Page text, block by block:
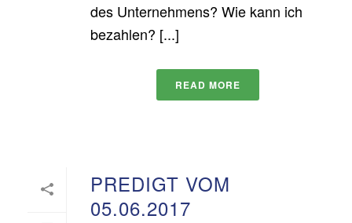
des Unternehmens? Wie kann ich
bezahlen? [...]
READ MORE
PREDIGT VOM
05.06.2017